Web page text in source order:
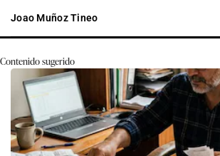
Joao Muñoz Tineo
Contenido sugerido